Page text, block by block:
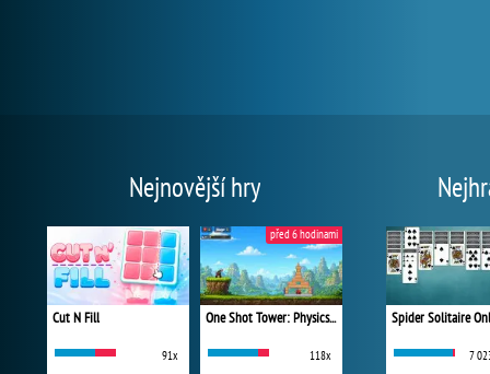
Nejnovější hry
Cut N Fill
91x
One Shot Tower: Physics Destroyer
118x
před 6 hodinami
Spider Solitaire
7